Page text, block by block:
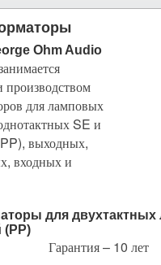
Ohm Audio
производством
для ламповых
SE и
выходных,
входных и
для
(PP)
Гарантия – 10 лет